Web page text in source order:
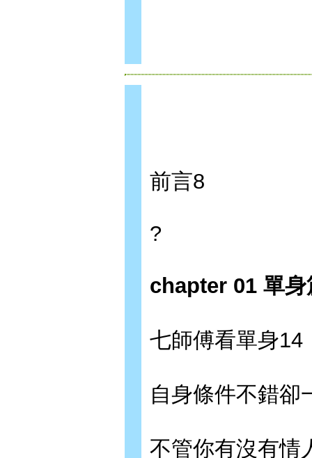
前言8
?
chapter 01 單身
七師傅看單身14
自身條件不錯卻
不管你有沒有情